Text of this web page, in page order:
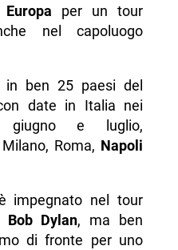
Europa per un tour
nel capoluogo
in ben 25 paesi del
date in Italia nei
e luglio,
Roma, Napoli
impegnato nel tour
Bob Dylan, ma ben
di fronte per uno